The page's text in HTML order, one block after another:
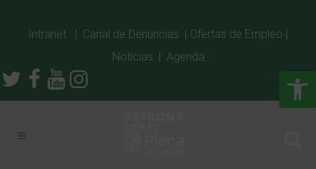
Intranet | Canal de Denuncias | Ofertas de Empleo |
Noticias | Agenda